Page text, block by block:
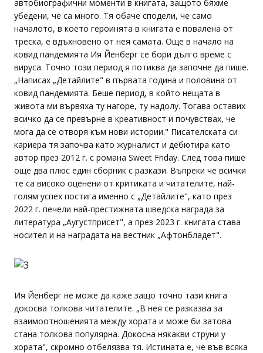
автобиографични моменти в книгата, защото бяхме
убедени, че са много. Тя обаче сподели, че само
началото, в което героинята в книгата е повалена от
треска, е вдъхновено от нея самата. Още в начало на
ковид пандемията Ия Йенберг се бори дълго време с
вируса. Точно този период я потиква да започне да пише.
„Написах „Детайлите" в първата година и половина от
ковид пандемията. Беше период, в който нещата в
живота ми вървяха ту нагоре, ту надолу. Тогава оставих
всичко да се превърне в креативност и почувствах, че
мога да се отворя към нови истории." Писателската си
кариера тя започва като журналист и дебютира като
автор през 2012 г. с романа Sweet Friday. След това пише
още два плюс един сборник с разкази. Въпреки че всички
те са високо оценени от критиката и читателите, най-
голям успех постига именно с „Детайлите", като през
2022 г. печели най-престижната шведска награда за
литература „Аугустприсет", а през 2023 г. книгата става
носител и на наградата на вестник „Афтонбладет".
Ия Йенберг не може да каже защо точно тази книга
докосва толкова читателите. „В нея се разказва за
взаимоотношенията между хората и може би затова
стана толкова популярна. Докосна някакви струни у
хората", скромно отбелязва тя. Истината е, че във всяка